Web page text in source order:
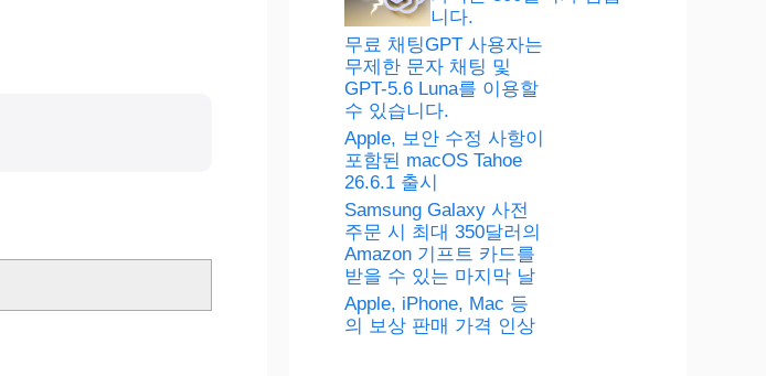
니다.
무료 채팅GPT 사용자는
무제한 문자 채팅 및
GPT-5.6 Luna를 이용할
수 있습니다.
Apple, 보안 수정 사항이
포함된 macOS Tahoe
26.6.1 출시
Samsung Galaxy 사전
주문 시 최대 350달러의
Amazon 기프트 카드를
받을 수 있는 마지막 날
Apple, iPhone, Mac 등
의 보상 판매 가격 인상